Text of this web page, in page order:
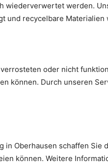
wiederverwertet werden.
und recycelbare
oder nicht
können. Durch unseren
Oberhausen schaffen Sie
können. Weitere